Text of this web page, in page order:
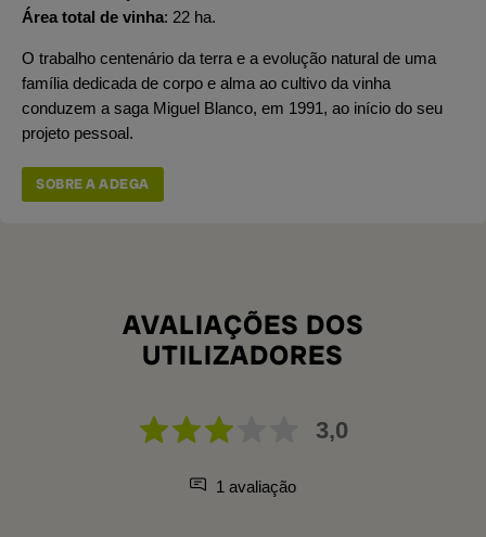
Área total de vinha 22 ha.
O trabalho centenário da terra e a evolução natural de uma
família dedicada de corpo e alma ao cultivo da vinha
conduzem a saga Miguel Blanco, em 1991, ao início do seu
projeto pessoal.
SOBRE A ADEGA
AVALIAÇÕES DOS
UTILIZADORES
3,0
1 avaliação